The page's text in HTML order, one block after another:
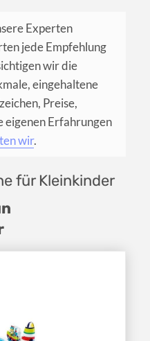
Experten
jede Empfehlung
wir die
eingehaltene
Preise,
eigenen Erfahrungen
wir.
für Kleinkinder